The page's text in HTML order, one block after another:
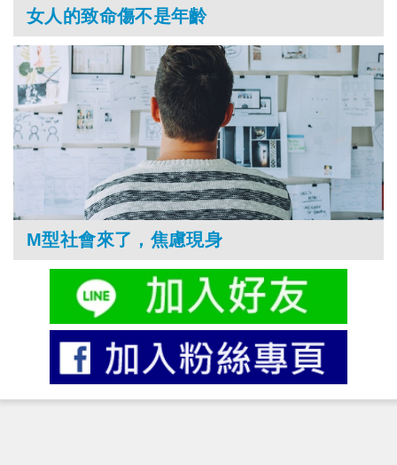
女人的致命傷不是年齡
M型社會來了，焦慮現身